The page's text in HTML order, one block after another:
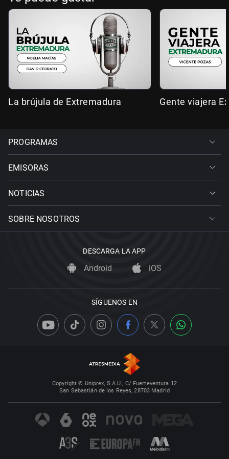
La brújula de Extremadura Gente viajera
PROGRAMAS
EMISORAS
NOTICIAS
SOBRE NOSOTROS
DESCARGA LA APP
Android iOS
SÍGUENOS EN
Copyright © Uniprex, S.A.U., C/ Fuerteventura 12
San Sebastián de los Reyes, 28703 Madrid